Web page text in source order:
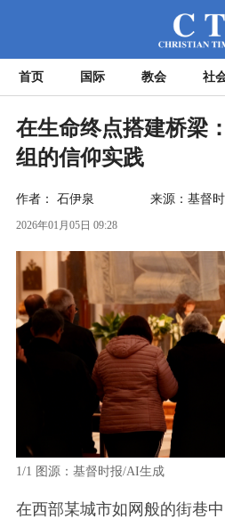
首页 国际 教会 社
在生命终点搭建桥梁
组的信仰实践
作者： 石伊泉 来源：基督
2026年01月05日 09:28
1/1 图源：基督时报/AI生成
在西部某城市如网般的街巷